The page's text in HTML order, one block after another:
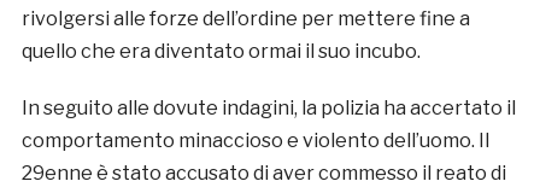
rivolgersi alle forze dell’ordine per mettere fine a
quello che era diventato ormai il suo incubo.
In seguito alle dovute indagini, la polizia ha accertato il
comportamento minaccioso e violento dell’uomo. Il
29enne è stato accusato di aver commesso il reato di